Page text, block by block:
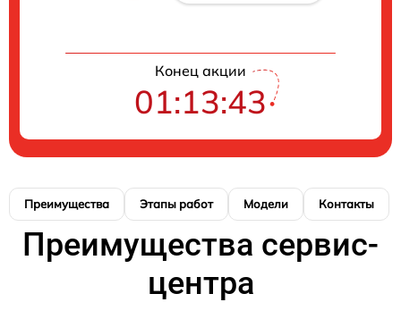
Конец акции
01:13:42
Преимущества Этапы работ Модели Контакты
Преимущества сервис-
центра